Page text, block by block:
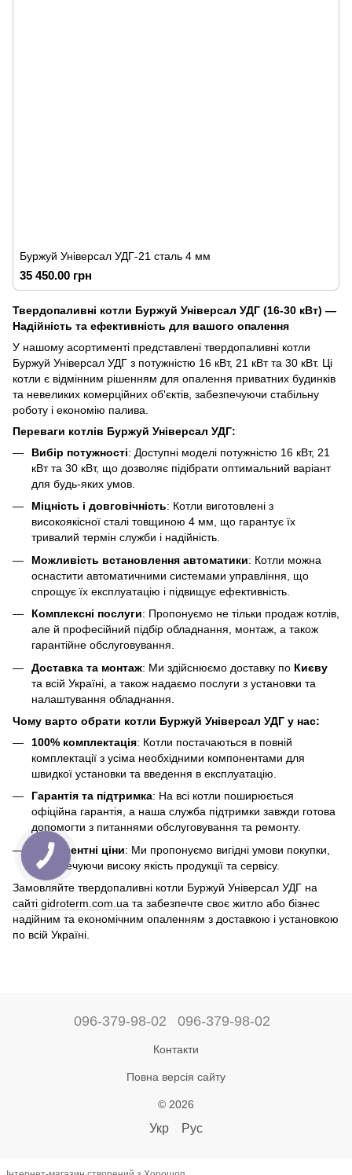
Буржуй Універсал УДГ-21 сталь 4 мм
35 450.00 грн
Твердопаливні котли Буржуй Універсал УДГ (16-30 кВт) —
Надійність та ефективність для вашого опалення
У нашому асортименті представлені твердопаливні котли
Буржуй Універсал УДГ з потужністю 16 кВт, 21 кВт та 30 кВт. Ці
котли є відмінним рішенням для опалення приватних будинків
та невеликих комерційних об'єктів, забезпечуючи стабільну
роботу і економію палива.
Переваги котлів Буржуй Універсал УДГ:
Вибір потужності: Доступні моделі потужністю 16 кВт, 21
кВт та 30 кВт, що дозволяє підібрати оптимальний варіант
для будь-яких умов.
Міцність і довговічність: Котли виготовлені з
високоякісної сталі товщиною 4 мм, що гарантує їх
тривалий термін служби і надійність.
Можливість встановлення автоматики: Котли можна
оснастити автоматичними системами управління, що
спрощує їх експлуатацію і підвищує ефективність.
Комплексні послуги: Пропонуємо не тільки продаж котлів,
але й професійний підбір обладнання, монтаж, а також
гарантійне обслуговування.
Доставка та монтаж: Ми здійснюємо доставку по Києву
та всій Україні, а також надаємо послуги з установки та
налаштування обладнання.
Чому варто обрати котли Буржуй Універсал УДГ у нас:
100% комплектація: Котли постачаються в повній
комплектації з усіма необхідними компонентами для
швидкої установки та введення в експлуатацію.
Гарантія та підтримка: На всі котли поширюється
офіційна гарантія, а наша служба підтримки завжди готова
допомогти з питаннями обслуговування та ремонту.
Конкурентні ціни: Ми пропонуємо вигідні умови покупки,
забезпечуючи високу якість продукції та сервісу.
Замовляйте твердопаливні котли Буржуй Універсал УДГ на
сайті gidroterm.com.ua та забезпечте своє житло або бізнес
надійним та економічним опаленням з доставкою і установкою
по всій Україні.
096-379-98-02 096-379-98-02
Контакти
Повна версія сайту
© 2026
Укр Рус